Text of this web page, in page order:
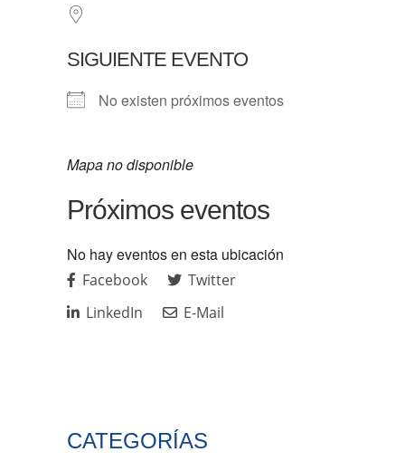
SIGUIENTE EVENTO
No existen próximos eventos
Mapa no disponible
Próximos eventos
No hay eventos en esta ubicación
Facebook
Twitter
LinkedIn
E-Mail
CATEGORÍAS